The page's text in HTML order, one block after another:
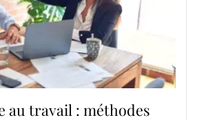
au travail : méthodes